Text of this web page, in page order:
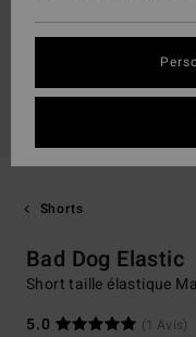
Shorts
Bad Dog Elastic
Short taille élastique
5.0
(1 Avis)